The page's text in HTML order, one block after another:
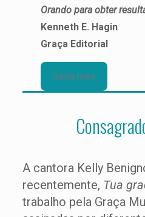
Orando para obter
Kenneth E. Hagin
Graça Editorial
Saiba mais
A cantora Kelly
recentemente, Tua
trabalho pela Graça